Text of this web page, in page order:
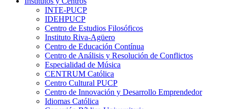
INTE-PUCP
IDEHPUCP
Centro de Estudios Filosóficos
Instituto Riva-Agüero
Centro de Educación Contínua
Centro de Análisis y Resolución de Conflictos
Especialidad de Música
CENTRUM Católica
Centro Cultural PUCP
Centro de Innovación y Desarrollo Emprendedor
Idiomas Católica